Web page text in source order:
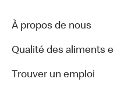
À propos de nous
Qualité des aliments
Trouver un emploi